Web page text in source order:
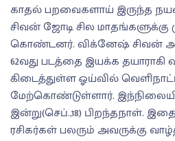
காதல் பறவைகளாய் இருந்த
சிவன் ஜோடி சில மாதங்களுக்கு
கொண்டனர். விக்னேஷ் சிவன்
62வது படத்தை இயக்க தயாராகி
கிடைத்துள்ள ஓய்வில்
மேற்கொண்டுள்ளார்.
இன்று(செப்.,18) பிறந்தநாள்.
ரசிகர்கள் பலரும் அவருக்கு